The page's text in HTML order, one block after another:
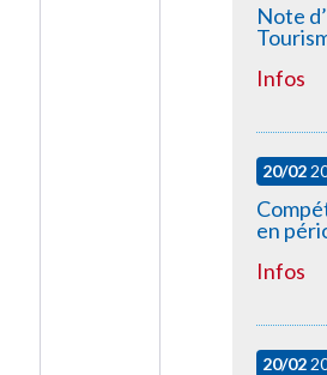
Note
Infos
20/02
en
Infos
20/02